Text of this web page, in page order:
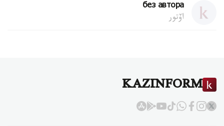
без автора
اۆتور
KAZINFORM